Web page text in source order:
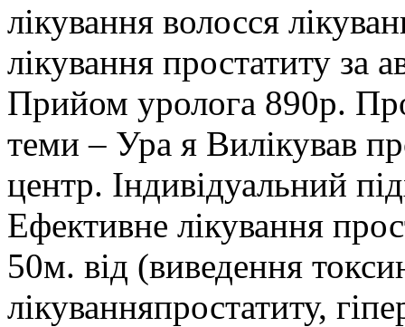
лікування волосся
лікування простатиту за
Прийом уролога 890р.
теми – Ура я Вилікував
центр. Індивідуальний
Ефективне лікування
50м. від (виведення
лікуванняпростатиту,